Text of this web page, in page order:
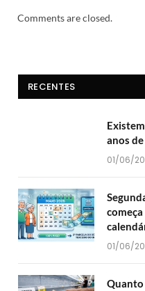
Comments are closed.
RECENTES
Existem
anos
01/06/
começa
01/06/
Quanto